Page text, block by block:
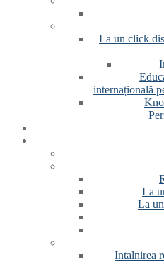
La un click
internațională
La
La
Intalnirea